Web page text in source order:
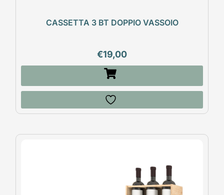
CASSETTA 3 BT DOPPIO VASSOIO
€19,00